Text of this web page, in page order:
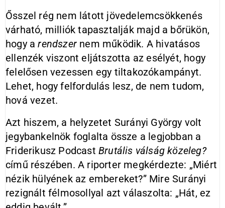
Ősszel rég nem látott jövedelemcsökkenés
várható, milliók tapasztalják majd a bőrükön,
hogy arendszer nem működik. A hivatásos
ellenzék viszont eljátszotta az esélyét, hogy
felelősen vezessen egy tiltakozókampányt.
Lehet, hogy felfordulás lesz, de nem tudom,
hová vezet.
Azt hiszem, a helyzetet Surányi György volt
jegybankelnök foglalta össze a legjobban a
Friderikusz Podcast Brutális válság közeleg?
című részében. A riporter megkérdezte: „Miért
nézik hülyének az embereket?” Mire Surányi
rezignált félmosollyal azt válaszolta: „Hát, ez